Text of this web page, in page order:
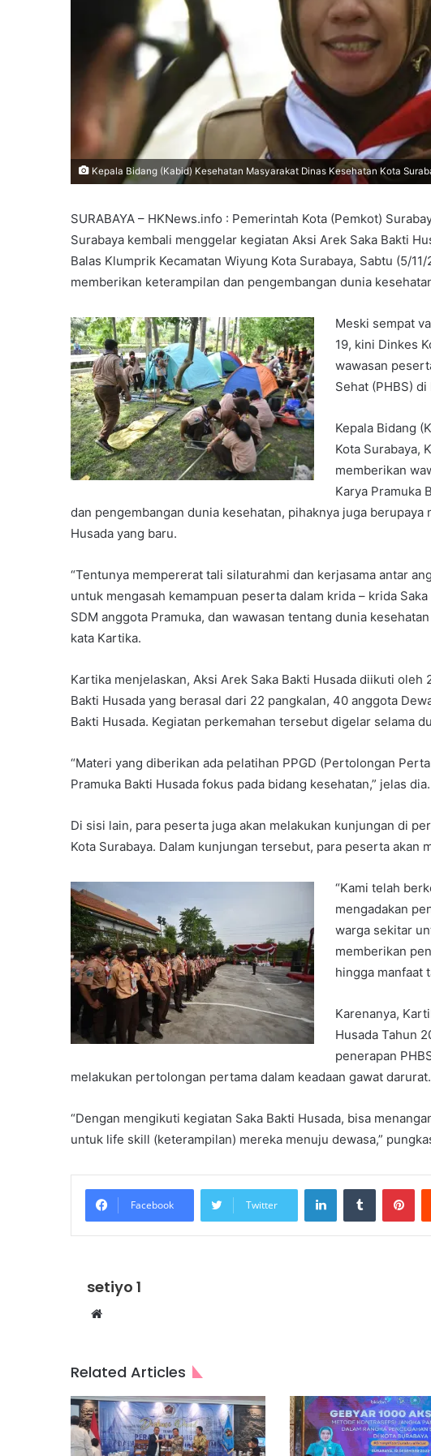
Kepala Bidang (Kabid) Kesehatan Masyarakat Dinas Kesehatan Kota
SURABAYA – HKNews.info : Pemerintah Kota (Pemkot)
Surabaya kembali menggelar kegiatan Aksi Arek Saka Bakti
Balas Klumprik Kecamatan Wiyung Kota Surabaya, Sabtu (5/
memberikan keterampilan dan pengembangan dunia
Meski sempat
19, kini Dinkes
wawasan
Sehat (PHBS)
Kepala Bidang
Kota Surabaya,
memberikan
Karya Pramuka
dan pengembangan dunia kesehatan, pihaknya juga
Husada yang baru.
“Tentunya mempererat tali silaturahmi dan kerjasama antar
untuk mengasah kemampuan peserta dalam krida – krida
SDM anggota Pramuka, dan wawasan tentang dunia
kata Kartika.
Kartika menjelaskan, Aksi Arek Saka Bakti Husada diikuti
Bakti Husada yang berasal dari 22 pangkalan, 40 anggota
Bakti Husada. Kegiatan perkemahan tersebut digelar selama
“Materi yang diberikan ada pelatihan PPGD (Pertolongan
Pramuka Bakti Husada fokus pada bidang kesehatan,” jelas dia.
Di sisi lain, para peserta juga akan melakukan kunjungan di
Kota Surabaya. Dalam kunjungan tersebut, para peserta akan
“Kami telah
mengadakan
warga sekitar
memberikan
hingga manfaat
Karenanya,
Husada Tahun
penerapan
melakukan pertolongan pertama dalam keadaan gawat darurat.
“Dengan mengikuti kegiatan Saka Bakti Husada, bisa
untuk life skill (keterampilan) mereka menuju dewasa,”
Facebook Twitter
LinkedInTumblr
setiyo 1
Website
Related Articles